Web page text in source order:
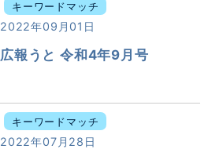
キーワードマッチ
2022年09月01日
広報うと 令和4年9月号
キーワードマッチ
2022年07月28日